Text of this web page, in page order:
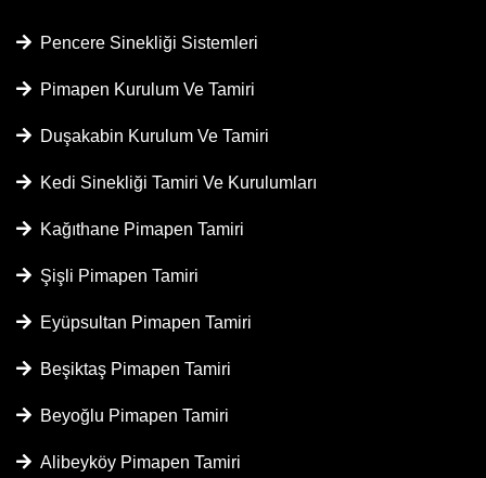
Pencere Sinekliği Sistemleri
Pimapen Kurulum Ve Tamiri
Duşakabin Kurulum Ve Tamiri
Kedi Sinekliği Tamiri Ve Kurulumları
Kağıthane Pimapen Tamiri
Şişli Pimapen Tamiri
Eyüpsultan Pimapen Tamiri
Beşiktaş Pimapen Tamiri
Beyoğlu Pimapen Tamiri
Alibeyköy Pimapen Tamiri